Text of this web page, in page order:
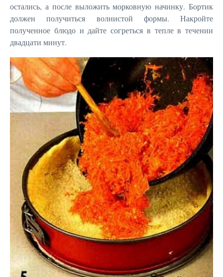
остались, а после выложить морковную начинку. Бортик
должен получиться волнистой формы. Накройте
полученное блюдо и дайте согреться в тепле в течении
двадцати минут.